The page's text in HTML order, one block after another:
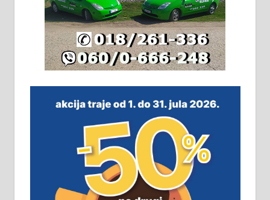
Издајем комплетно опремљену
халу на Житковачком путу, на
плацу површине око 7 ари.
064/321-80-51; 063/102-35-25
незавршена кућа површине 160
м2 са плацем од 8 ари у Зеленом
виру у Алексинцу. Могућа
замена. 064/21-63-584
ПОСЛОВНИ ОГЛАСИ